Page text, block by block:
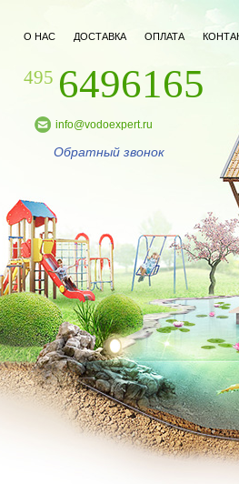
О НАС ДОСТАВКА ОПЛАТА
495 6496165
info@vodoexpert.ru
Обратный звонок